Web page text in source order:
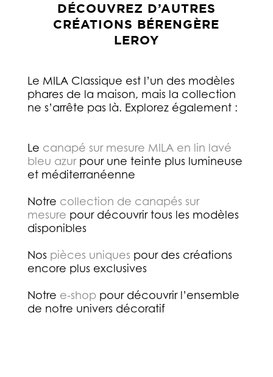
DÉCOUVREZ D’AUTRES
CRÉATIONS BÉRENGÈRE
LEROY
Le MILA Classique est l’un des modèles
phares de la maison, mais la collection
ne s’arrête pas là. Explorez également :
Le canapé sur mesure MILA en lin lavé
bleu azurpour une teinte plus lumineuse
et méditerranéenne
Notre collection de canapés sur
mesure pour découvrir tous les modèles
disponibles
Nos pièces uniques pour des créations
encore plus exclusives
Notre e-shoppour découvrir l’ensemble
de notre univers décoratif